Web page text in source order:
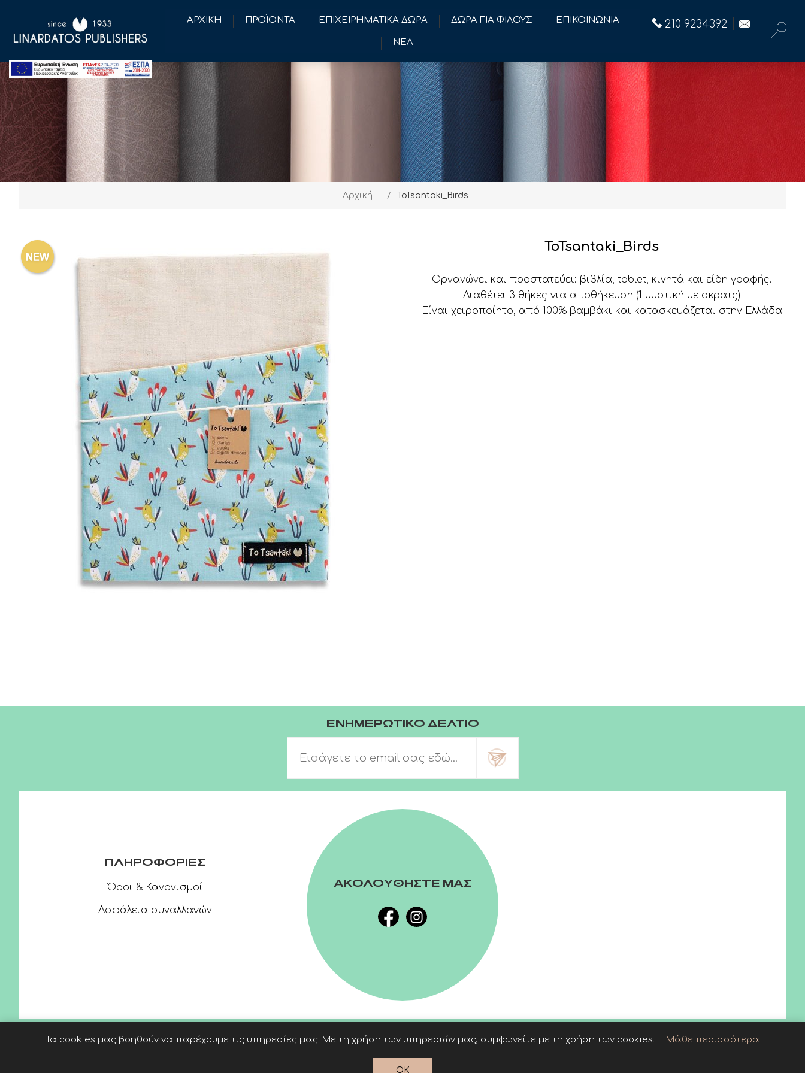
ΑΡΧΙΚΗ ΠΡΟΪΟΝΤΑ ΕΠΙΧΕΙΡΗΜΑΤΙΚΑ ΔΩΡΑ ΔΩΡΑ ΓΙΑ ΦΙΛΟΥΣ ΕΠΙΚΟΙΝΩΝΙΑ
ΝΕΑ
210 9234392
Αρχική / ToTsantaki_Birds
ToTsantaki_Birds
Οργανώνει και προστατεύει: βιβλία, tablet, κινητά και είδη γραφής.
Διαθέτει 3 θήκες για αποθήκευση (1 μυστική με σκρατς)
Είναι χειροποίητο, από 100% βαμβάκι και κατασκευάζεται στην Ελλάδα
ΕΝΗΜΕΡΩΤΙΚΟ ΔΕΛΤΙΟ
ΑΚΟΛΟΥΘΗΣΤΕ ΜΑΣ
ΠΛΗΡΟΦΟΡΙΕΣ
Όροι & Κανονισμοί
Ασφάλεια συναλλαγών
© 2026 Linardatos Publishers
Τα cookies μας βοηθούν να παρέχουμε τις υπηρεσίες μας. Με τη χρήση των υπηρεσιών μας, συμφωνείτε με τη χρήση των cookies. Μάθε περισσότερα
OK